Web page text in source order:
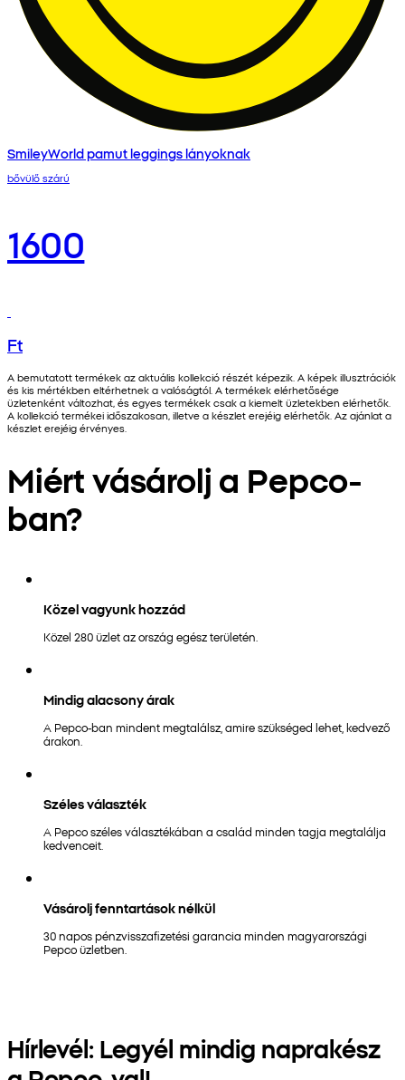
SmileyWorld pamut leggings lányoknak
bővülő szárú
1600
Ft
A bemutatott termékek az aktuális kollekció részét képezik. A képek illusztrációk
és kis mértékben eltérhetnek a valóságtól. A termékek elérhetősége
üzletenként változhat, és egyes termékek csak a kiemelt üzletekben elérhetők.
A kollekció termékei időszakosan, illetve a készlet erejéig elérhetők. Az ajánlat a
készlet erejéig érvényes.
Miért vásárolj a Pepco-
ban?
Közel vagyunk hozzád
Közel 280 üzlet az ország egész területén.
Mindig alacsony árak
A Pepco-ban mindent megtalálsz, amire szükséged lehet, kedvező
árakon.
Széles választék
A Pepco széles választékában a család minden tagja megtalálja
kedvenceit.
Vásárolj fenntartások nélkül
30 napos pénzvisszafizetési garancia minden magyarországi
Pepco üzletben.
Hírlevél: Legyél mindig naprakész